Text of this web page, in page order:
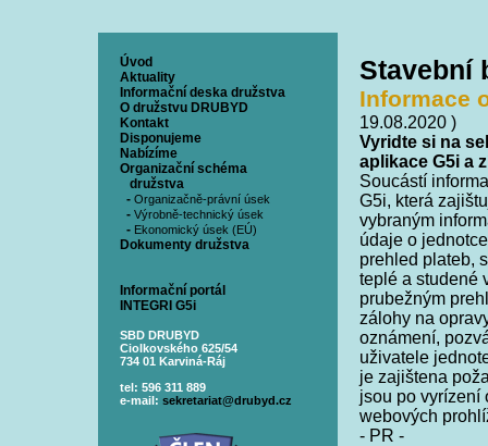
Úvod
Aktuality
Informační deska družstva
O družstvu DRUBYD
Kontakt
Disponujeme
Nabízíme
Organizační schéma
družstva
- Organizačně-právní úsek
- Výrobně-technický úsek
- Ekonomický úsek (EÚ)
Dokumenty družstva
Informační portál
INTEGRI G5i
SBD DRUBYD
Ciolkovského 625/54
734 01 Karviná-Ráj
tel: 596 311 889
e-mail: sekretariat@drubyd.cz
Stavební
Informace
19.08.2020 )
Vyridte si na
aplikace G5i a
Soucástí
G5i, která
vybraným
údaje o
prehled plateb,
teplé a studené
prubežným
zálohy na
oznámení,
uživatele
je zajištena
jsou po vyrízení
webových
- PR -